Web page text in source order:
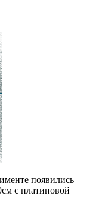
появились
с платиновой